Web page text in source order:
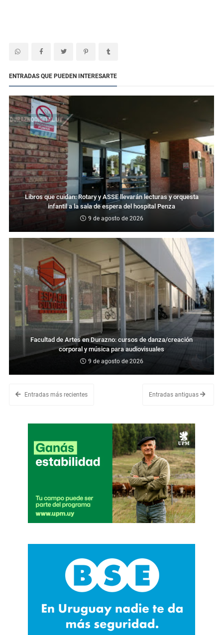
ENTRADAS QUE PUEDEN INTERESARTE
Libros que cuidan: Rotary y ASSE llevarán lecturas y orquesta
infantil a la sala de espera del hospital Penza
9 de agosto de 2026
Facultad de Artes en Durazno: cursos de danza/creación
corporal y música para audiovisuales
9 de agosto de 2026
Entradas más recientes Entradas antiguas